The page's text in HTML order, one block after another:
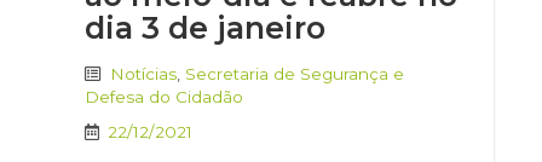
dia 3 de janeiro
Notícias Secretaria de Segurança e
Defesa do Cidadão
22/12/2021